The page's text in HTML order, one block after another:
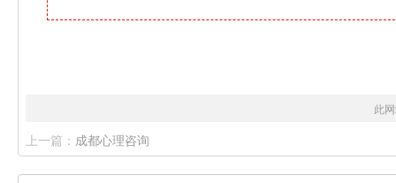
此
上一篇： 成都心理咨询